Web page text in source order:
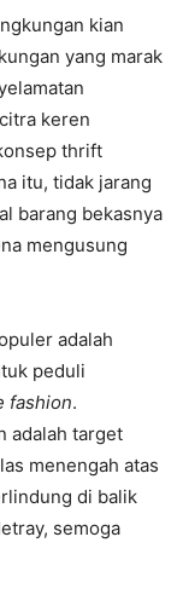
kian
yang marak
keren
thrift
itu, tidak jarang
barang bekasnya
mengusung
adalah
peduli
fashion.
adalah target
menengah atas
di balik
semoga